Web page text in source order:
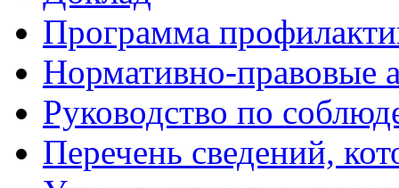
Программа
Нормативно-правовые
Руководство по
Перечень сведений,